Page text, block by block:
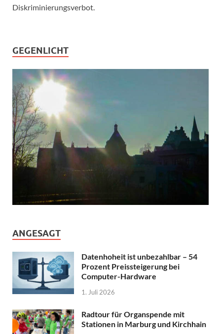
Diskriminierungsverbot.
GEGENLICHT
ANGESAGT
Datenhoheit ist unbezahlbar – 54
Prozent Preissteigerung bei
Computer-Hardware
1. Juli 2026
Radtour für Organspende mit
Stationen in Marburg und Kirchhain